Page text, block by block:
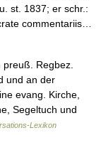
st. 1837; er schr.:
commentariis…
Regbez.
und an der
evang. Kirche,
Segeltuch und
Lexikon